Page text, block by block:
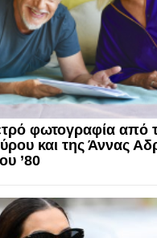
φωτογραφία από
και της Άννας
’80